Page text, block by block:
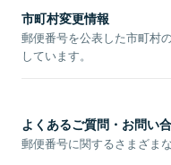
市町村変更情報
郵便番号を公表した市町村
しています。
よくあるご質問・お問い
郵便番号に関するさまざま